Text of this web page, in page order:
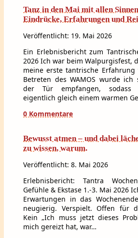
Tanz in den Mai mit allen
Eindrücke, Erfahrungen und
Veröffentlicht: 19. Mai 2026
Ein Erlebnisbericht zum
2026 Ich war beim Walpurgisfest,
meine erste tantrische Erfahrung
Betreten des WAMOS wurde
der Tür empfangen, sodass
eigentlich gleich einem warmen
0 Kommentare
Bewusst atmen – und dabei
zu wissen, warum.
Veröffentlicht: 8. Mai 2026
Erlebnisbericht: Tantra
Gefühle & Ekstase 1.-3. Mai 2026
Erwartungen in das
neugierig. Verspielt. Offen für
Kein „Ich muss jetzt dieses
mich gereizt hat, war…